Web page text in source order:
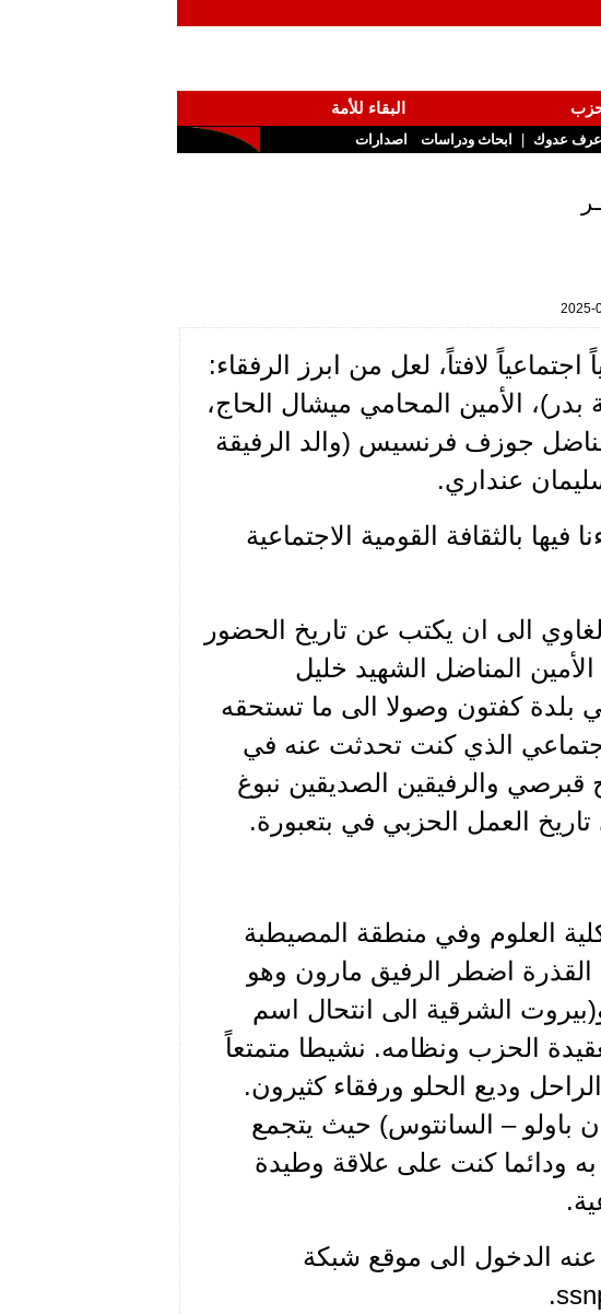
البقاء للأمة
اعرف عدوك | ابحاث ودراسات اصدارات
2025-
لافتاً، لعل من ابرز الرفقاء:
الأمين المحامي ميشال الحاج،
جوزف فرنسيس (والد الرفيقة
بالثقافة القومية الاجتماعية
الى ان يكتب عن تاريخ الحضور
المناضل الشهيد خليل
في بلدة كفتون وصولا الى ما تستحقه
الذي كنت تحدثت عنه في
قبرصي والرفيقين الصديقين نبوغ
العمل الحزبي في بتعبورة.
العلوم وفي منطقة المصيطبة
اضطر الرفيق مارون وهو
الشرقية الى انتحال اسم
الحزب ونظامه. نشيطا متمتعاً
وديع الحلو ورفقاء كثيرون.
باولو – السانتوس) حيث يتجمع
ودائما كنت على علاقة وطيدة
عنه الدخول الى موقع شبكة